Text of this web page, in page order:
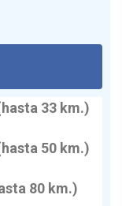
33 km.)
50 km.)
80 km.)